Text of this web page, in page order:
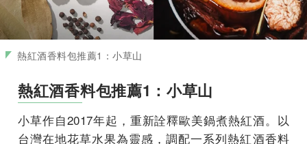
熱紅酒香料包推薦1：小草山
熱紅酒香料包推薦1：小草山
小草作自2017年起，重新詮釋歐美鍋煮熱紅酒。以
台灣在地花草水果為靈感，調配一系列熱紅酒香料